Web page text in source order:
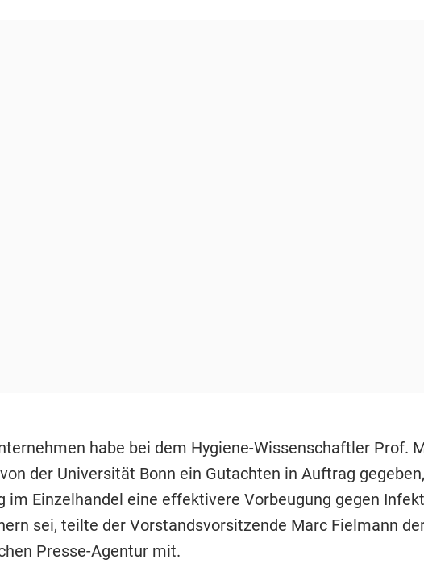
habe bei dem Hygiene-Wissenschaftler Prof.
der Universität Bonn ein Gutachten in Auftrag
im Einzelhandel eine effektivere Vorbeugung gegen
sei, teilte der Vorstandsvorsitzende Marc Fielmann
Presse-Agentur mit.